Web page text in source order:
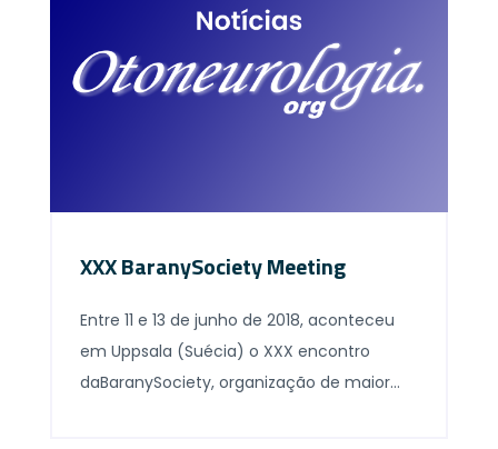
XXX BaranySociety Meeting
Entre 11 e 13 de junho de 2018, aconteceu
em Uppsala (Suécia) o XXX encontro
daBaranySociety, organização de maior